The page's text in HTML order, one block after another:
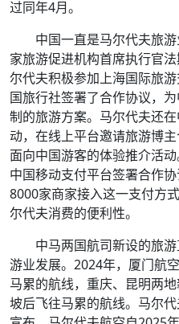
过同年4月。
中国一直是马尔代夫旅
家旅游促进机构首席执行官
尔代夫积极参加上海国际旅
国旅行社签署了合作协议，
制的旅游方案。马尔代夫还
动，在线上平台邀请旅游博
面向中国游客的体验推介活
中国移动支付平台签署合作
8000家商家接入这一支付方
尔代夫消费的便利性。
中马两国航司新设的旅
游业发展。2024年，厦门航
马累的航线，重庆、昆明两
坡后飞往马累的航线。马尔